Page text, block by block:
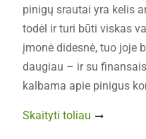
pinigų srautai yra kelis
todėl ir turi būti viskas
įmonė didesnė, tuo joje
daugiau – ir su
kalbama apie pinigus
Skaityti toliau